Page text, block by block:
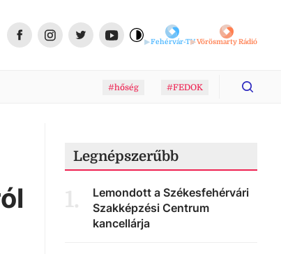
Fehérvár-TVVörösmarty Rádió
#hőség #FEDOK
Legnépszerűbb
1.
Lemondott a Székesfehérvári
Szakképzési Centrum
kancellárja